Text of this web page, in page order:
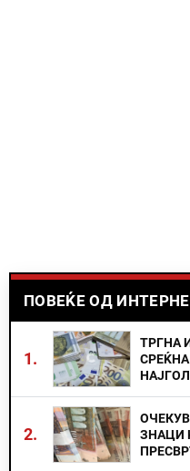
ПОВЕЌЕ ОД
1.
ТРГНА
2.
ЗНАЦИ